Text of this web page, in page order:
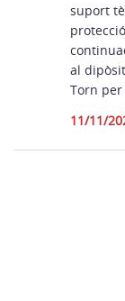
suport
al
Torn
11/11/